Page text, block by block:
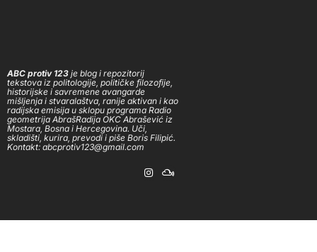
ABC protiv 123 je blog i repozitorij
tekstova iz politologije, političke filozofije,
historijske i savremene avangarde
mišljenja i stvaralaštva, ranije aktivan i kao
radijska emisija u sklopu programa Radio
geometrija AbrašRadija OKC Abrašević iz
Mostara, Bosna i Hercegovina. Uči,
skladišti, kurira, prevodi i piše Boris Filipić.
Kontakt: abcprotiv123@gmail.com